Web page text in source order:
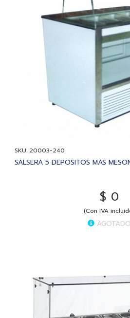
SKU: 20003-240
SALSERA 5 DEPOSITOS MAS
$ 0
(Con IVA
AGOTADO